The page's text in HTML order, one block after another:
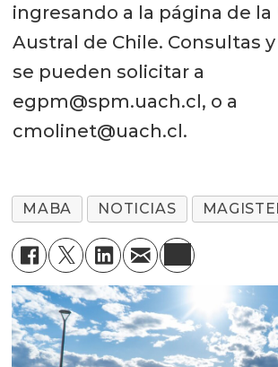
ingresando a la página de la
Austral de Chile. Consultas
se pueden solicitar a
egpm@spm.uach.cl, o a
cmolinet@uach.cl.
MABA NOTICIAS